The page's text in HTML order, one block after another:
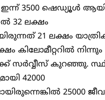
ഇന്ന് 3500 ഷെഡ്യൂൾ
32 ലക്ഷം
21 ലക്ഷം
കിലോമീറ്ററിൽ നിന്നും
സർവ്വീസ് കുറഞ്ഞു.
42000
25000